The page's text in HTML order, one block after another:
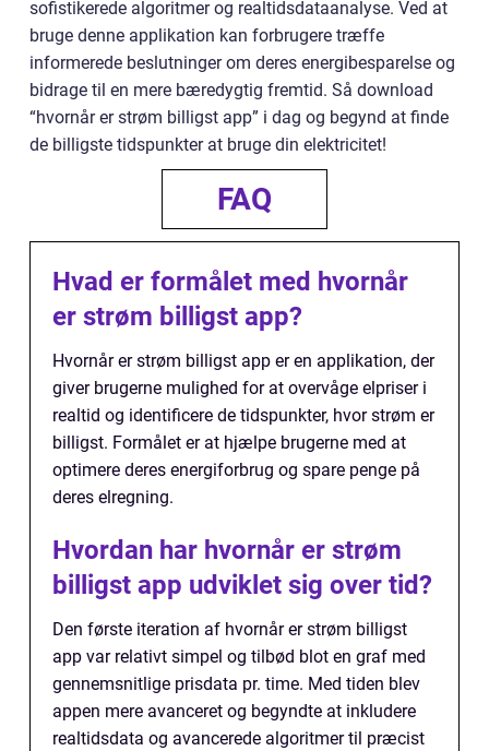
sofistikerede algoritmer og realtidsdataanalyse. Ved at
bruge denne applikation kan forbrugere træffe
informerede beslutninger om deres energibesparelse og
bidrage til en mere bæredygtig fremtid. Så download
“hvornår er strøm billigst app” i dag og begynd at finde
de billigste tidspunkter at bruge din elektricitet!
FAQ
Hvad er formålet med hvornår
er strøm billigst app?
Hvornår er strøm billigst app er en applikation, der
giver brugerne mulighed for at overvåge elpriser i
realtid og identificere de tidspunkter, hvor strøm er
billigst. Formålet er at hjælpe brugerne med at
optimere deres energiforbrug og spare penge på
deres elregning.
Hvordan har hvornår er strøm
billigst app udviklet sig over tid?
Den første iteration af hvornår er strøm billigst
app var relativt simpel og tilbød blot en graf med
gennemsnitlige prisdata pr. time. Med tiden blev
appen mere avanceret og begyndte at inkludere
realtidsdata og avancerede algoritmer til præcist